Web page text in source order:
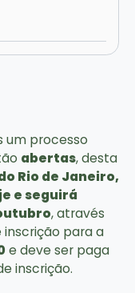
um processo
abertas, desta
Rio de Janeiro,
e seguirá
, através
inscrição para a
e deve ser paga
inscrição.